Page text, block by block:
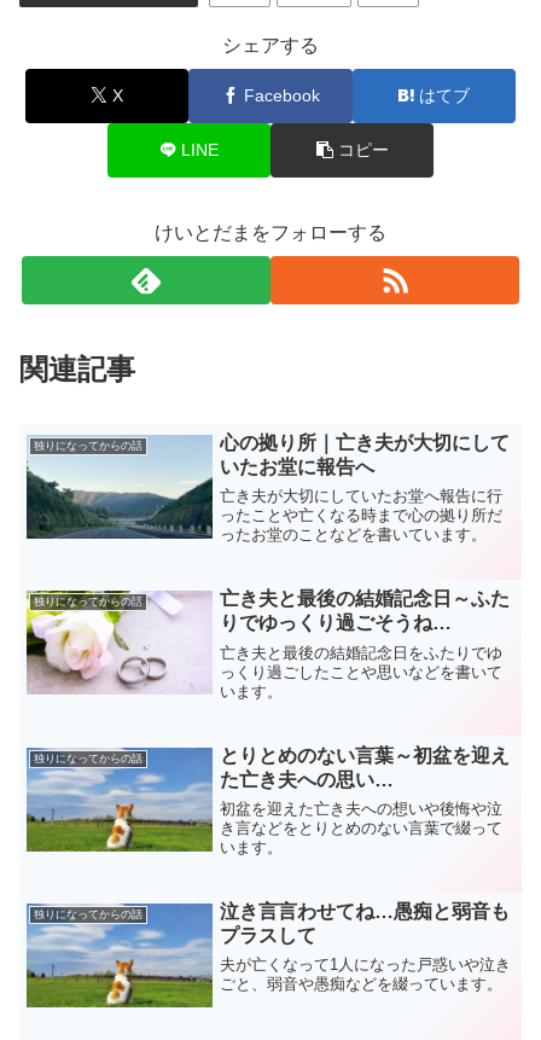
シェアする
X Facebook はてブ
LINE コピー
けいとだまをフォローする
関連記事
独りになってからの話
心の拠り所｜亡き夫が大切にして
いたお堂に報告へ
亡き夫が大切にしていたお堂へ報告に行
ったことや亡くなる時まで心の拠り所だ
ったお堂のことなどを書いています。
独りになってからの話
亡き夫と最後の結婚記念日～ふた
りでゆっくり過ごそうね…
亡き夫と最後の結婚記念日をふたりでゆ
っくり過ごしたことや思いなどを書いて
います。
独りになってからの話
とりとめのない言葉～初盆を迎え
た亡き夫への思い…
初盆を迎えた亡き夫への想いや後悔や泣
き言などをとりとめのない言葉で綴って
います。
独りになってからの話
泣き言言わせてね…愚痴と弱音も
プラスして
夫が亡くなって1人になった戸惑いや泣き
ごと、弱音や愚痴などを綴っています。